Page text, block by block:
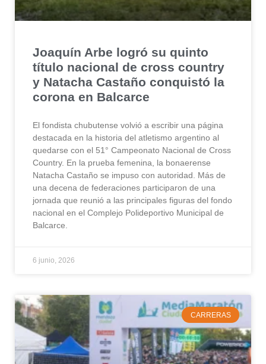
Joaquín Arbe logró su quinto
título nacional de cross country
y Natacha Castaño conquistó la
corona en Balcarce
El fondista chubutense volvió a escribir una página
destacada en la historia del atletismo argentino al
quedarse con el 51° Campeonato Nacional de Cross
Country. En la prueba femenina, la bonaerense
Natacha Castaño se impuso con autoridad. Más de
una decena de federaciones participaron de una
jornada que reunió a las principales figuras del fondo
nacional en el Complejo Polideportivo Municipal de
Balcarce.
6 junio, 2026
CARRERAS